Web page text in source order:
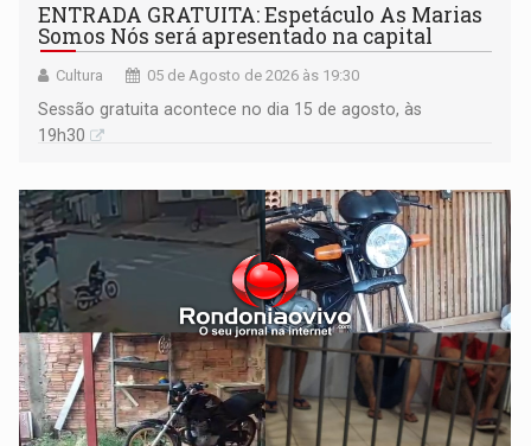
ENTRADA GRATUITA: Espetáculo As Marias
Somos Nós será apresentado na capital
Cultura 05 de Agosto de 2026 às 19:30
Sessão gratuita acontece no dia 15 de agosto, às
19h30